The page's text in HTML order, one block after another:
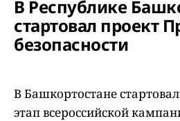
В Республике
стартовал проект
безопасности
В Башкортостане
этап всероссийской